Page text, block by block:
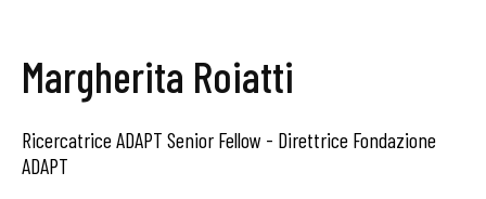
Margherita Roiatti
Ricercatrice ADAPT Senior Fellow - Direttrice Fondazione
ADAPT